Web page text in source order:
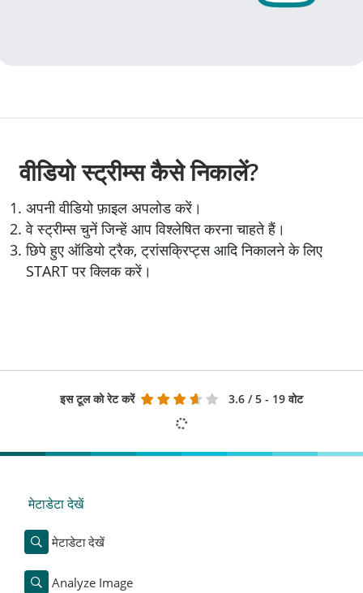
वीडियो स्ट्रीम्स कैसे निकालें?
अपनी वीडियो फ़ाइल अपलोड करें।
वे स्ट्रीम्स चुनें जिन्हें आप विश्लेषित करना चाहते हैं।
छिपे हुए ऑडियो ट्रैक, ट्रांसक्रिप्ट्स आदि निकालने के लिए
START पर क्लिक करें।
इस टूल को रेट करें 3.6 / 5 - 19 वोट
मेटाडेटा देखें
मेटाडेटा देखें
Analyze Image